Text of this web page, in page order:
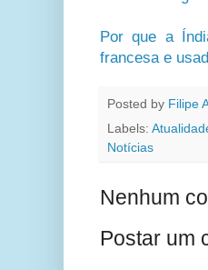
Por que a
francesa e
Posted by Filipe
Labels:
Notícias
Nenhum
Postar um